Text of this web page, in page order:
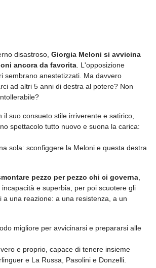
disastroso, Giorgia Meloni si avvicina
ancora da favorita . L'opposizione
sembrano anestetizzati. Ma davvero
ad altri 5 anni di destra al potere? Non
il suo consueto stile irriverente e satirico,
spettacolo tutto nuovo e suona la carica:
sola: sconfiggere la Meloni e questa destra
pezzo per pezzo chi ci governa
e superbia, per poi scuotere gli
a una reazione: a una resistenza, a un
migliore per avvicinarsi e prepararsi alle
vero e proprio, capace di tenere insieme
e La Russa, Pasolini e Donzelli.